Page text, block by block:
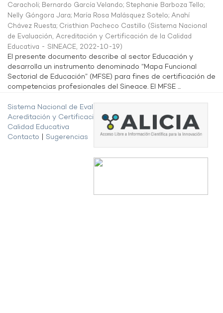
Caracholi; Bernardo García Velando; Stephanie Barboza Tello;
Nelly Góngora Jara; María Rosa Malásquez Sotelo; Anahí
Chávez Ruesta; Cristhian Pacheco Castillo (Sistema Nacional
de Evaluación, Acreditación y Certificación de la Calidad
Educativa - SINEACE, 2022-10-19)
El presente documento describe al sector Educación y
desarrolla un instrumento denominado “Mapa Funcional
Sectorial de Educación” (MFSE) para fines de certificación de
competencias profesionales del Sineace. El MFSE ...
Sistema Nacional de Evaluación,
Acreditación y Certificación de la
Calidad Educativa
Contacto
Sugerencias